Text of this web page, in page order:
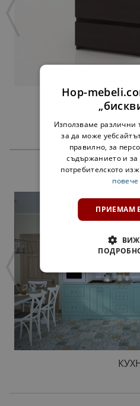
ЧЕКМЕДЖЕТА АЛФА
38,00 €
Hop-
Използваме различни
за да може
правилно, за
съдържанието и
потребителското
повече
ПРИЕМАМ